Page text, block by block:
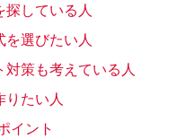
している人
選びたい人
策も考えている人
たい人
イント